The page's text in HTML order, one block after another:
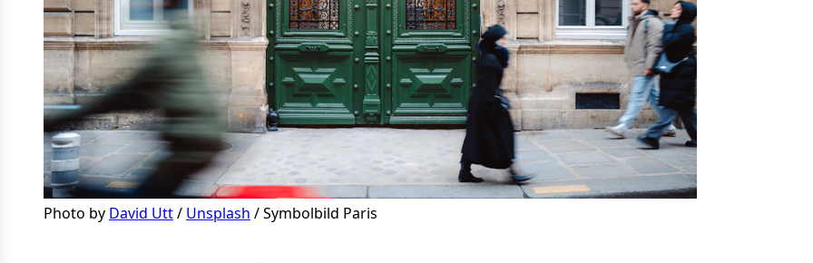
Photo by David Utt / Unsplash / Symbolbild Paris